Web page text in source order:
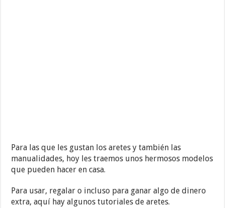
Para las que les gustan los aretes y también las
manualidades, hoy les traemos unos hermosos modelos
que pueden hacer en casa.
Para usar, regalar o incluso para ganar algo de dinero
extra, aquí hay algunos tutoriales de aretes.